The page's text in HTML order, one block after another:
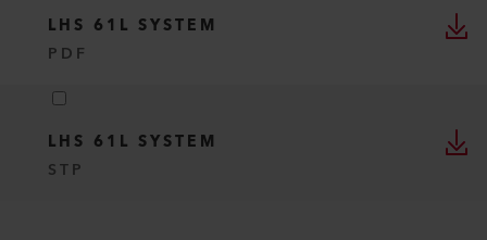
LHS 61L SYSTEM
PDF
LHS 61L SYSTEM
STP